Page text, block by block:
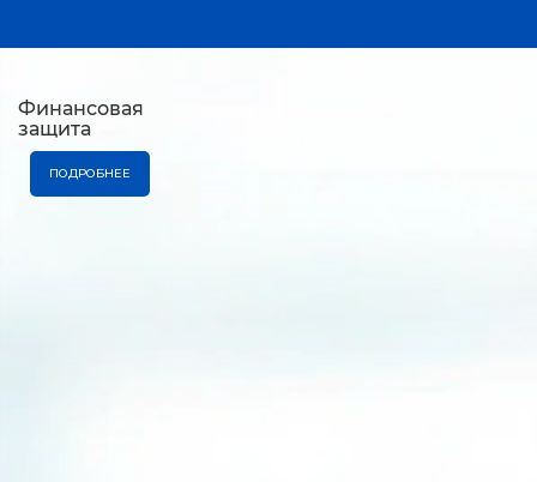
Финансовая
защита
ПОДРОБНЕЕ